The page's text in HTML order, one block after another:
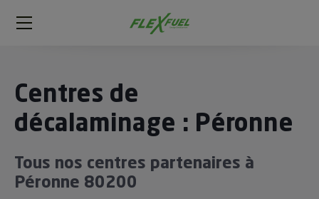
FlexFuel
Méga
Centres de
décalaminage : Péronne
Tous nos centres partenaires à
Péronne 80200